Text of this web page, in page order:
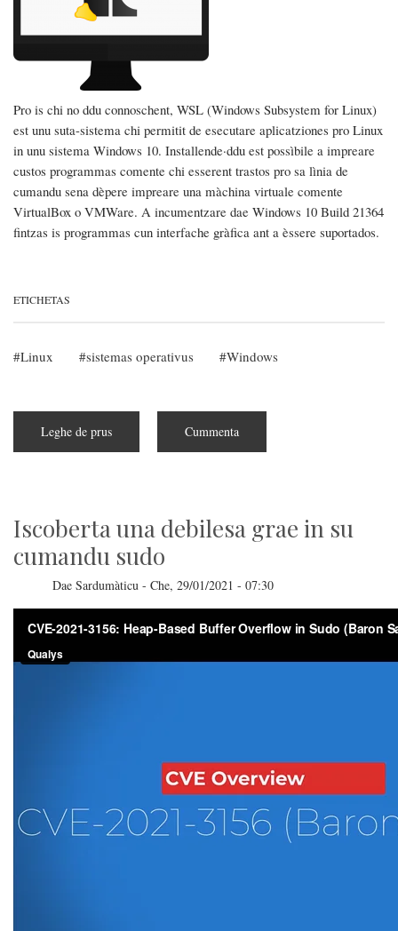
Pro is chi no ddu connoschent, WSL (Windows Subsystem for Linux)
est unu suta-sistema chi permitit de esecutare aplicatziones pro Linux
in unu sistema Windows 10. Installende·ddu est possìbile a impreare
custos programmas comente chi esserent trastos pro sa lìnia de
cumandu sena dèpere impreare una màchina virtuale comente
VirtualBox o VMWare. A incumentzare dae Windows 10 Build 21364
fintzas is programmas cun interfache gràfica ant a èssere suportados.
ETICHETAS
Linux sistemas operativus Windows
Leghe de prus
podet
Cummenta
Iscoberta una debilesa grae in su
cumandu sudo
Dae Sardumàticu - Che, 29/01/2021 - 07:30